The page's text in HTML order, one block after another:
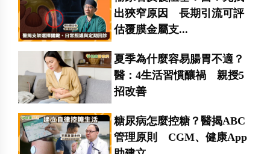
出狹窄原因 長期引流可評
估覆膜金屬支...
夏季為什麼容易腸胃不適？
醫：4生活習慣釀禍 親授5
招改善
糖尿病怎麼控糖？醫揭ABC
管理原則 CGM、健康App